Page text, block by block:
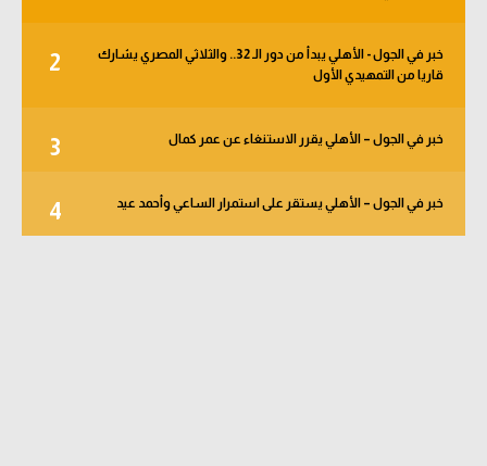
2
خبر في الجول - الأهلي يبدأ من دور الـ 32.. والثلاثي المصري يشارك
قاريا من التمهيدي الأول
3 خبر في الجول – الأهلي يقرر الاستنغاء عن عمر كمال
4 خبر في الجول – الأهلي يستقر على استمرار الساعي وأحمد عيد